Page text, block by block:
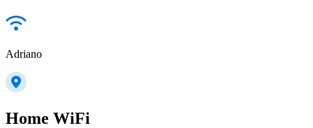
Adriano
Home WiFi